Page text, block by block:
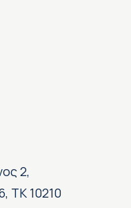
2,
ΤΚ 10210